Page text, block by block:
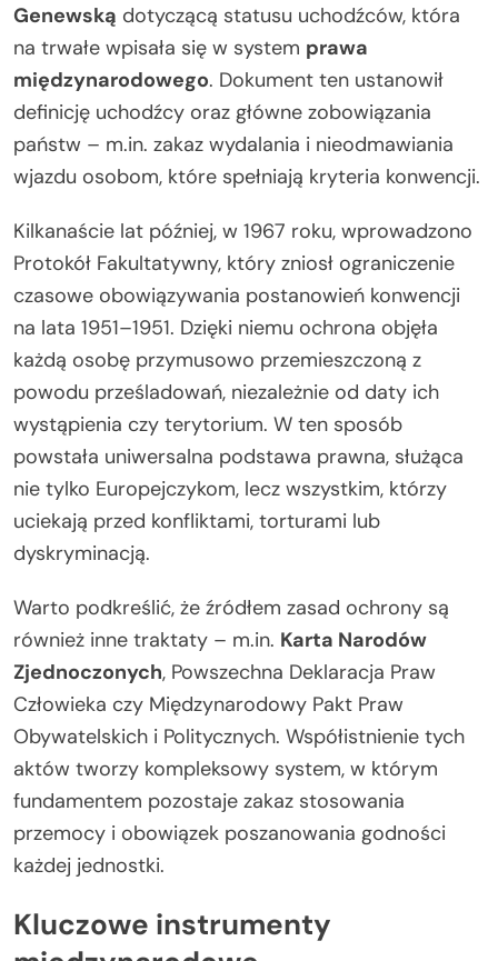
Genewską dotyczącą statusu uchodźców, która
na trwałe wpisała się w system prawa
międzynarodowego. Dokument ten ustanowił
definicję uchodźcy oraz główne zobowiązania
państw – m.in. zakaz wydalania i nieodmawiania
wjazdu osobom, które spełniają kryteria konwencji.
Kilkanaście lat później, w 1967 roku, wprowadzono
Protokół Fakultatywny, który zniosł ograniczenie
czasowe obowiązywania postanowień konwencji
na lata 1951–1951. Dzięki niemu ochrona objęła
każdą osobę przymusowo przemieszczoną z
powodu prześladowań, niezależnie od daty ich
wystąpienia czy terytorium. W ten sposób
powstała uniwersalna podstawa prawna, służąca
nie tylko Europejczykom, lecz wszystkim, którzy
uciekają przed konfliktami, torturami lub
dyskryminacją.
Warto podkreślić, że źródłem zasad ochrony są
również inne traktaty – m.in. Karta Narodów
Zjednoczonych, Powszechna Deklaracja Praw
Człowieka czy Międzynarodowy Pakt Praw
Obywatelskich i Politycznych. Współistnienie tych
aktów tworzy kompleksowy system, w którym
fundamentem pozostaje zakaz stosowania
przemocy i obowiązek poszanowania godności
każdej jednostki.
Kluczowe instrumenty